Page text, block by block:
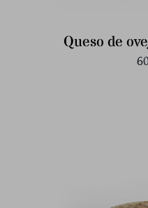
Queso de